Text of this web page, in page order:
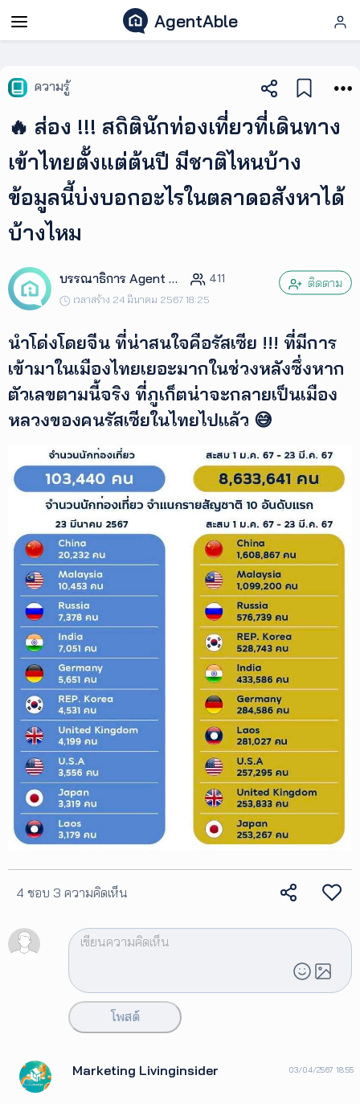
AgentAble
AgentAble
สำหรับ
เอเจ
AgentClub
UpSkill
Podcast
เพิ่ม
เติม
เรา
เงื่อนไข
บริการ
ดาวน์
โหลด
แอปฯ
ความรู้
🔥 ส่อง !!! สถิตินักท่องเที่ยวที่เดินทาง
เข้าไทยตั้งแต่ต้นปี มีชาติไหนบ้าง
ข้อมูลนี้บ่งบอกอะไรในตลาดอสังหาได้
บ้างไหม
บรรณาธิการ Agent Club 411
เวลาสร้าง 24 มีนาคม 2567 18:25
ติดตาม
นำโด่งโดยจีน ที่น่าสนใจคือรัสเซีย !!! ที่มีการ
เข้ามาในเมืองไทยเยอะมากในช่วงหลังซึ่งหาก
ตัวเลขตามนี้จริง ที่ภูเก็ตน่าจะกลายเป็นเมือง
หลวงของคนรัสเซียในไทยไปแล้ว 😅
4 ชอบ 3 ความคิดเห็น
โพสต์
Marketing Livinginsider 03/04/2567 18:55